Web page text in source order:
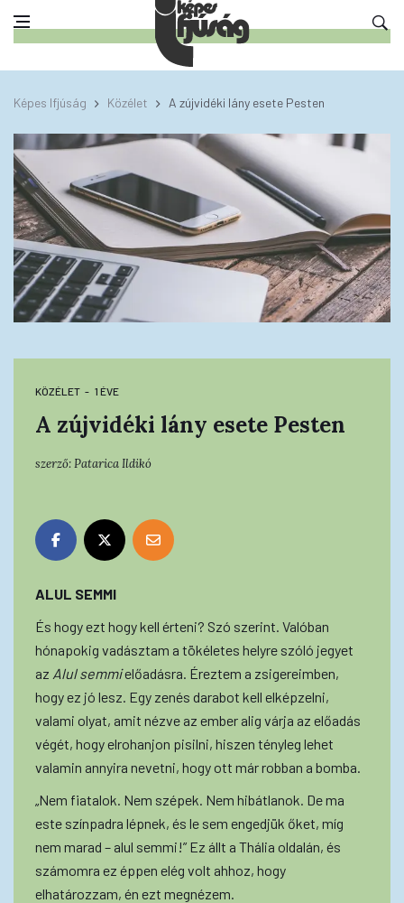
Képes Ifjúság Közélet A zújvidéki lány esete Pesten
KÖZÉLET 1 ÉVE
A zújvidéki lány esete Pesten
szerző:Patarica Ildikó
ALUL SEMMI
És hogy ezt hogy kell érteni? Szó szerint. Valóban
hónapokig vadásztam a tökéletes helyre szóló jegyet
az Alul semmielőadásra. Éreztem a zsigereimben,
hogy ez jó lesz. Egy zenés darabot kell elképzelni,
valami olyat, amit nézve az ember alig várja az előadás
végét, hogy elrohanjon pisilni, hiszen tényleg lehet
valamin annyira nevetni, hogy ott már robban a bomba.
„Nem fiatalok. Nem szépek. Nem hibátlanok. De ma
este színpadra lépnek, és le sem engedjük őket, míg
nem marad – alul semmi!” Ez állt a Thália oldalán, és
számomra ez éppen elég volt ahhoz, hogy
elhatározzam, én ezt megnézem.